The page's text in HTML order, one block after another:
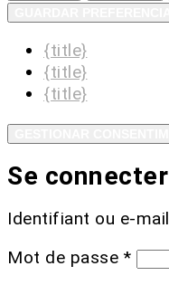
{title}
{title}
{title}
Se connecter
Identifiant ou e-mail
Mot de passe *